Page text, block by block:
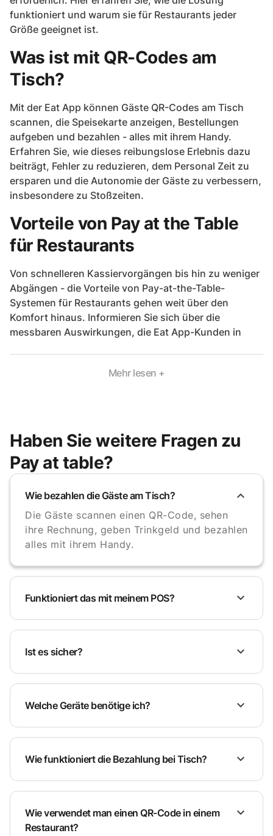
funktioniert und warum sie für Restaurants jeder
Größe geeignet ist.
Was ist mit QR-Codes am
Tisch?
Mit der Eat App können Gäste QR-Codes am Tisch
scannen, die Speisekarte anzeigen, Bestellungen
aufgeben und bezahlen - alles mit ihrem Handy.
Erfahren Sie, wie dieses reibungslose Erlebnis dazu
beiträgt, Fehler zu reduzieren, dem Personal Zeit zu
ersparen und die Autonomie der Gäste zu verbessern,
insbesondere zu Stoßzeiten.
Vorteile von Pay at the Table
für Restaurants
Von schnelleren Kassiervorgängen bis hin zu weniger
Abgängen - die Vorteile von Pay-at-the-Table-
Systemen für Restaurants gehen weit über den
Komfort hinaus. Informieren Sie sich über die
messbaren Auswirkungen, die Eat App-Kunden in
Mehr lesen +
Haben Sie weitere Fragen zu
Pay at table?
Wie bezahlen die Gäste am Tisch?
Die Gäste scannen einen QR-Code, sehen
ihre Rechnung, geben Trinkgeld und bezahlen
alles mit ihrem Handy.
Funktioniert das mit meinem POS?
Ist es sicher?
Welche Geräte benötige ich?
Wie funktioniert die Bezahlung bei Tisch?
Wie verwendet man einen QR-Code in einem
Restaurant?